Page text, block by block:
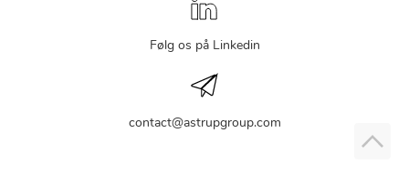
Følg os på Linkedin
contact@astrupgroup.com